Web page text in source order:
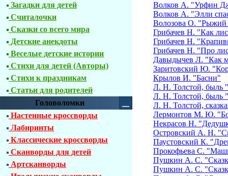
Загадки для детей
Считалочки
Сказки со всего мира
Детские анекдоты
Веселые детские истории
Стихи для детей (Авторы)
Стихи к праздникам
Статьи для родителей
Головоломки
Настенные кроссворды
Лабиринты
Классические кроссворды
Сканворды для детей
Артсканворды
Волков А. "Урфин
Волков А. "Элли
Волозова О. "Рыжий
Грибачев Н. "Как
Грибачев Н.
Грибачев Н. "Про
Давыдычев Л. "Как
Заритовский Ю.
Крылов И. "Басни"
Л. Н. Толстой, быль
Л. Н. Толстой, быль
Л. Н. Толстой,
Лермонтов М. Ю.
Некрасов Н.
Островский А. Н.
Паустовский К.
Прокофьева С.
Пушкин А. С.
Пушкин А. С.